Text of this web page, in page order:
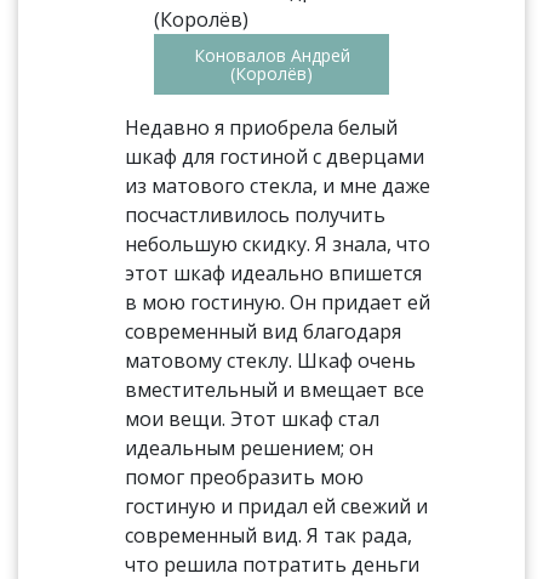
Коновалов Андрей
(Королёв)
Недавно я приобрела белый
шкаф для гостиной с дверцами
из матового стекла, и мне даже
посчастливилось получить
небольшую скидку. Я знала, что
этот шкаф идеально впишется
в мою гостиную. Он придает ей
современный вид благодаря
матовому стеклу. Шкаф очень
вместительный и вмещает все
мои вещи. Этот шкаф стал
идеальным решением; он
помог преобразить мою
гостиную и придал ей свежий и
современный вид. Я так рада,
что решила потратить деньги